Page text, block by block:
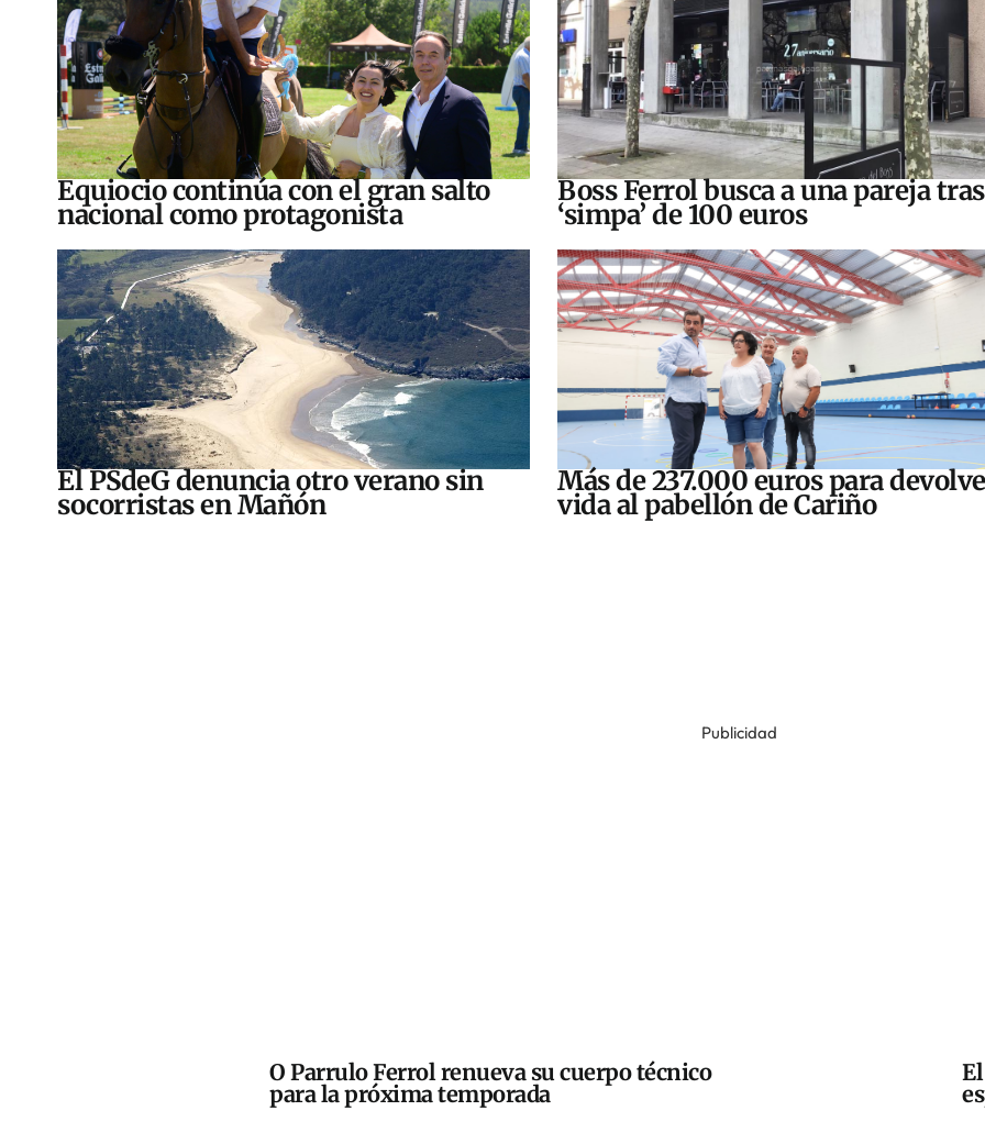
Equiocio continúa con el gran salto
nacional como protagonista
Boss Ferrol busca a una pareja
‘simpa’ de 100 euros
El PSdeG denuncia otro verano sin
socorristas en Mañón
Más de 237.000 euros para
vida al pabellón de Cariño
Publicidad
O Parrulo Ferrol renueva su cuerpo técnico
para la próxima temporada